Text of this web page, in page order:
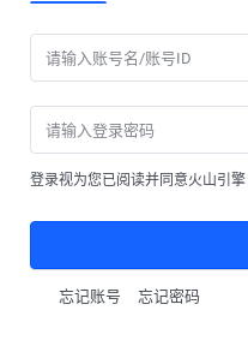
登录视为您已阅读并同意火山引擎
忘记账号 忘记密码